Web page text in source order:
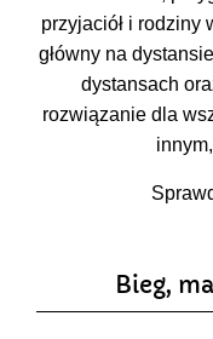
przyjaciół i rodziny
główny na
dystansach
rozwiązanie dla
Bieg,